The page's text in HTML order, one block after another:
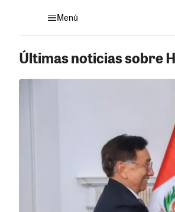
Menú
Últimas noticias sobre